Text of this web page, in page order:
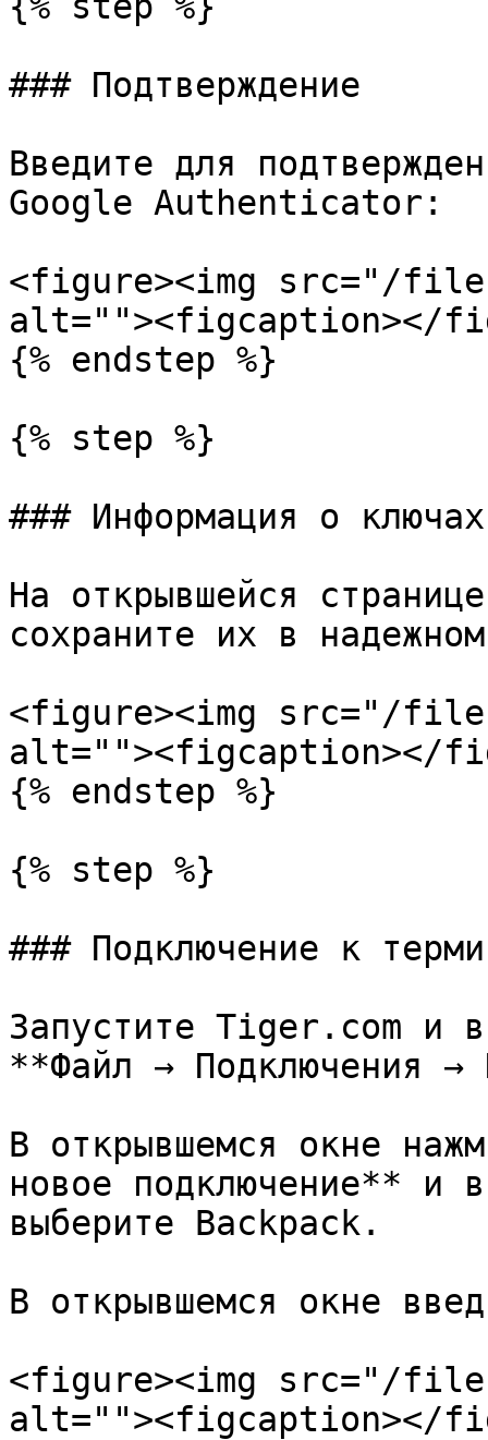
### Подтверждение
Введите для
Google Authenticator:
<figure><img src="/
alt=""><figcaption></
{% endstep %}
{% step %}
### Информация о ключах
На открывшейся
сохраните их в
<figure><img src="/files/
alt=""><figcaption></
{% endstep %}
{% step %}
### Подключение к
Запустите Tiger.com и
**Файл → Подключения →
В открывшемся окне
новое подключение** и
выберите Backpack.
В открывшемся окне
<figure><img src="/
alt=""><figcaption></